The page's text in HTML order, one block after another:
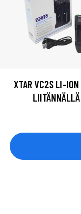
XTAR VC2S LI-